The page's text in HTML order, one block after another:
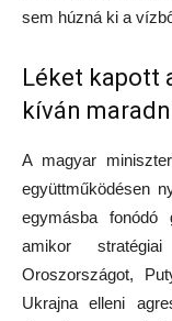
sem húzná ki a
Léket kapott
kíván
A magyar
együttműködésen
egymásba fonódó
amikor
Oroszországot,
Ukrajna elleni